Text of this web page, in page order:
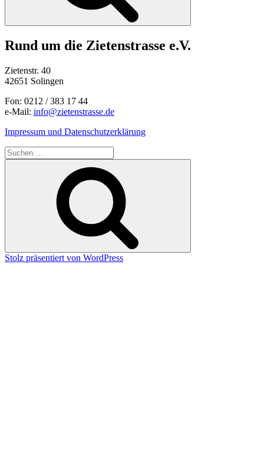
Rund um die Zietenstrasse e.V.
Zietenstr. 40
42651 Solingen
Fon: 0212 / 383 17 44
e-Mail: info@zietenstrasse.de
Impressum und Datenschutzerklärung
Suchen
nach:
Stolz präsentiert von WordPress